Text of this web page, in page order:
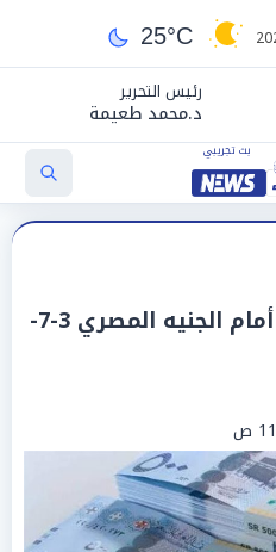
25°C
رئيس التحرير
د.محمد طعيمة
أسعار الريال السعودي أمام الجنيه المصري 3-7-